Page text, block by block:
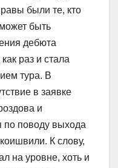
были те, кто
быть
дебюта
раз и стала
тура. В
в заявке
и
по поводу выхода
К слову,
на уровне, хоть и